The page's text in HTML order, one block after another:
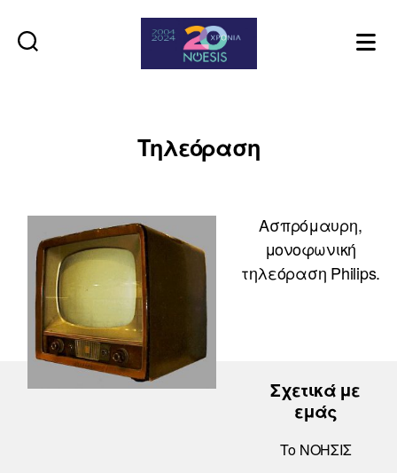
Τηλεόραση
Ασπρόμαυρη,
μονοφωνική
τηλεόραση Philips.
Σχετικά με
εμάς
Το ΝΟΗΣΙΣ